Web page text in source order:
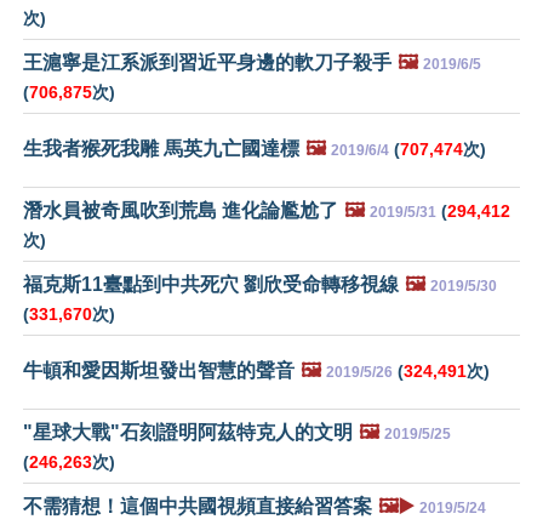
次)
王滬寧是江系派到習近平身邊的軟刀子殺手 🖼️ 2019/6/5
(706,875次)
生我者猴死我雕 馬英九亡國達標 🖼️ 2019/6/4 (707,474次)
潛水員被奇風吹到荒島 進化論尷尬了 🖼️ 2019/5/31 (294,412
次)
福克斯11臺點到中共死穴 劉欣受命轉移視線 🖼️ 2019/5/30
(331,670次)
牛頓和愛因斯坦發出智慧的聲音 🖼️ 2019/5/26 (324,491次)
"星球大戰"石刻證明阿茲特克人的文明 🖼️ 2019/5/25
(246,263次)
不需猜想！這個中共國視頻直接給習答案 🖼️▶️ 2019/5/24